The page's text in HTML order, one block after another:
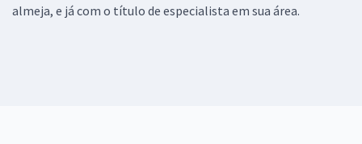
almeja, e já com o título de especialista em sua área.